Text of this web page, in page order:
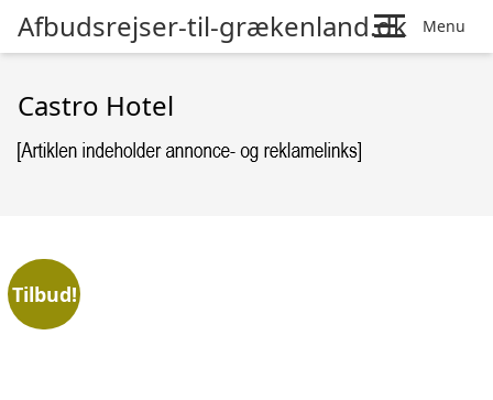
Afbudsrejser-til-grækenland.dk Menu
Castro Hotel
Tilbud!